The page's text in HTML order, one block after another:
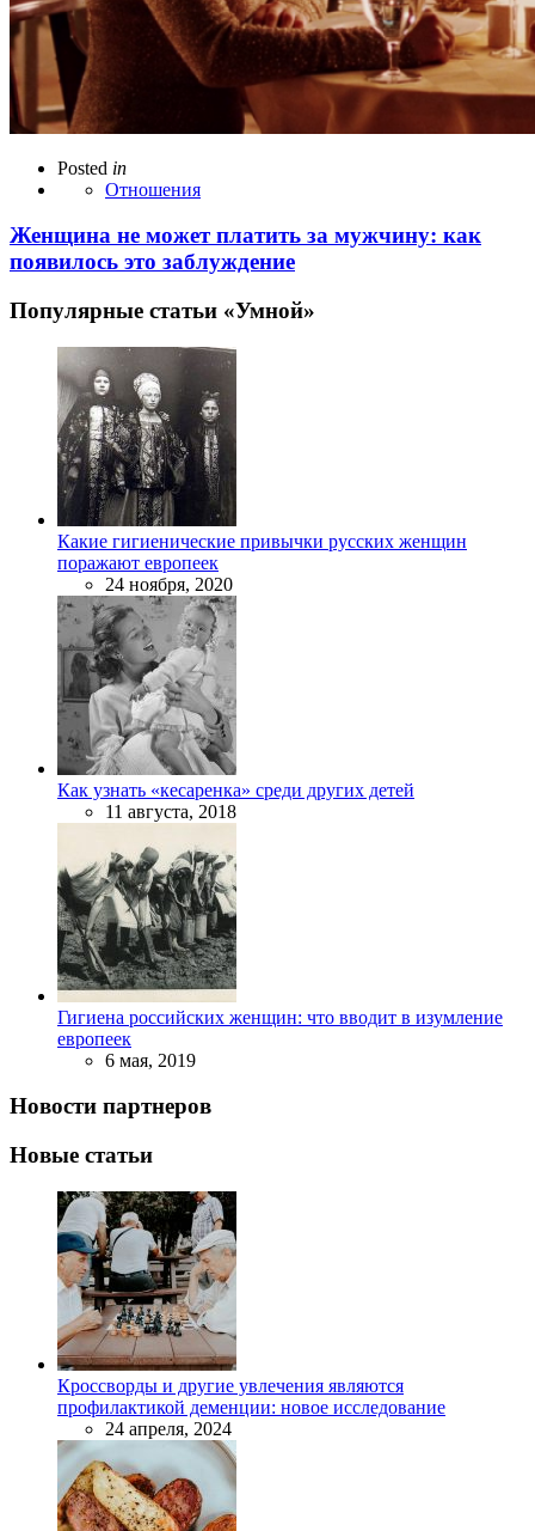
Posted in
Отношения
Женщина не может платить за мужчину: как
появилось это заблуждение
Популярные статьи «Умной»
Какие гигиенические привычки русских женщин
поражают европеек
24 ноября, 2020
Как узнать «кесаренка» среди других детей
11 августа, 2018
Гигиена российских женщин: что вводит в изумление
европеек
6 мая, 2019
Новости партнеров
Новые статьи
Кроссворды и другие увлечения являются
профилактикой деменции: новое исследование
24 апреля, 2024